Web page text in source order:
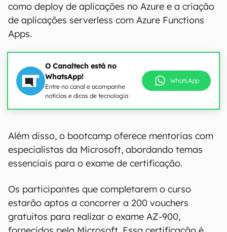
como deploy de aplicações no Azure e a criação
de aplicações serverless com Azure Functions
Apps.
O Canaltech está no
WhatsApp!
Entre no canal e acompanhe
notícias e dicas de tecnologia
WhatsApp